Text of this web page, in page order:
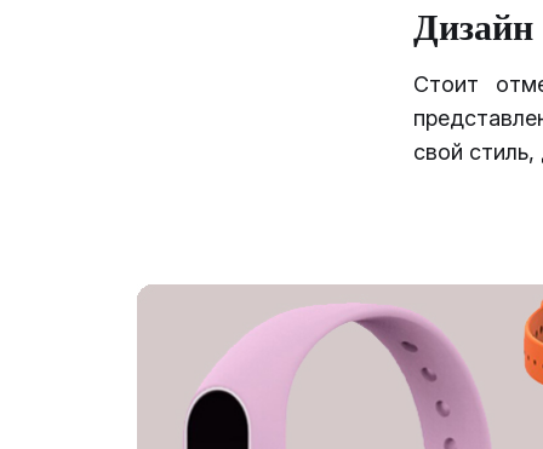
Дизайн
Стоит
свой